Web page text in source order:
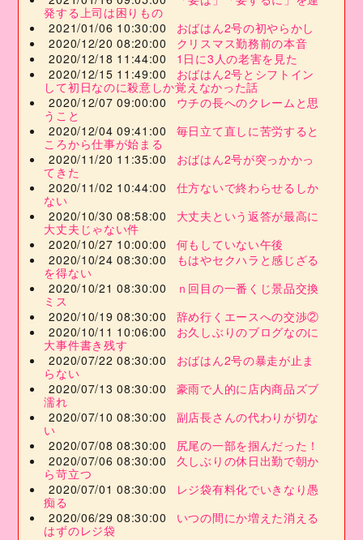
発する上司は困りもの
2021/01/06 10:30:00
おばはん2号の初やらかし
2020/12/20 08:20:00
クリスマス勤務前の本音
2020/12/18 11:44:00
1日に3人の老害を見た
2020/12/15 11:49:00
おばはん2号とシフトイン
して初日なのに殺意しか覚えなかった話
2020/12/07 09:00:00
ウチの長へのクレームと思
うこと
2020/12/04 09:41:00
毎日立て直しに苦労すると
ころから仕事が始まる
2020/11/20 11:35:00
おばはん2号が突っかかっ
てきた
2020/11/02 10:44:00
仕方ないで終わらせるしか
ない
2020/10/30 08:58:00
大丈夫という返答が最高に
大丈夫じゃない件
2020/10/27 10:00:00
何もしていない午後
2020/10/24 08:30:00
もはやセクハラと感じざる
を得ない
2020/10/21 08:30:00
ｎ回目の一番くじ景品交換
ミス
2020/10/19 08:30:00
辞め行くエースへの交渉②
2020/10/11 10:06:00
お久しぶりのブログなのに
大事件書き残す
2020/07/22 08:30:00
おばはん2号の暴走が止ま
らない
2020/07/13 08:30:00
豪雨で人的に店内商品ズブ
濡れ
2020/07/10 08:30:00
副店長さんの代わりが切な
い
2020/07/08 08:30:00
尻尾の一部を掴んだった！
2020/07/06 08:30:00
久しぶりの休日出勤で朝か
ら苛立つ
2020/07/01 08:30:00
レジ袋有料化でいきなり愚
痴る
2020/06/29 08:30:00
いつの間にか増えた消える
はずのレジ袋